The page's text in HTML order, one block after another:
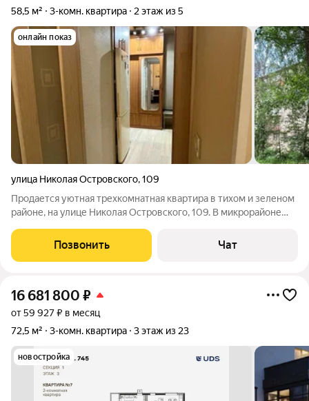
58,5 м² 3-комн. квартира 2 этаж из 5
онлайн показ
улица Николая Островского,109
Продается уютная трехкомнатная квартира в тихом и зеленом
районе, на улице Николая Островского, 109. В микрорайоне
есть магазины, позади дома расположен детский сад, в
шаговой доступности
Позвонить Чат
16 681 800 ₽
от 59 927 ₽ в месяц
72,5 м²
3-комн. квартира 3 этаж из 23
новостройка